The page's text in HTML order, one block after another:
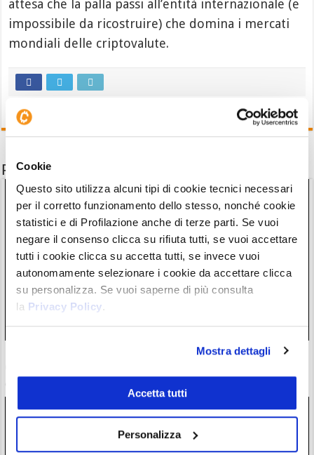
Cookie
Questo sito utilizza alcuni tipi di cookie tecnici necessari
per il corretto funzionamento dello stesso, nonché cookie
statistici e di Profilazione anche di terze parti. Se vuoi
negare il consenso clicca su rifiuta tutti, se vuoi accettare
tutti i cookie clicca su accetta tutti, se invece vuoi
autonomamente selezionare i cookie da accettare clicca
su personalizza. Se vuoi saperne di più consulta
la Privacy Policy.
Mostra dettagli
Accetta tutti
Personalizza
attesa che la palla passi all’entità internazionale (e
impossibile da ricostruire) che domina i mercati
mondiali delle criptovalute.
Potrebbe interessarti anche
ETF Bitcoin: Wall Street accoglie investimenti dopo hack